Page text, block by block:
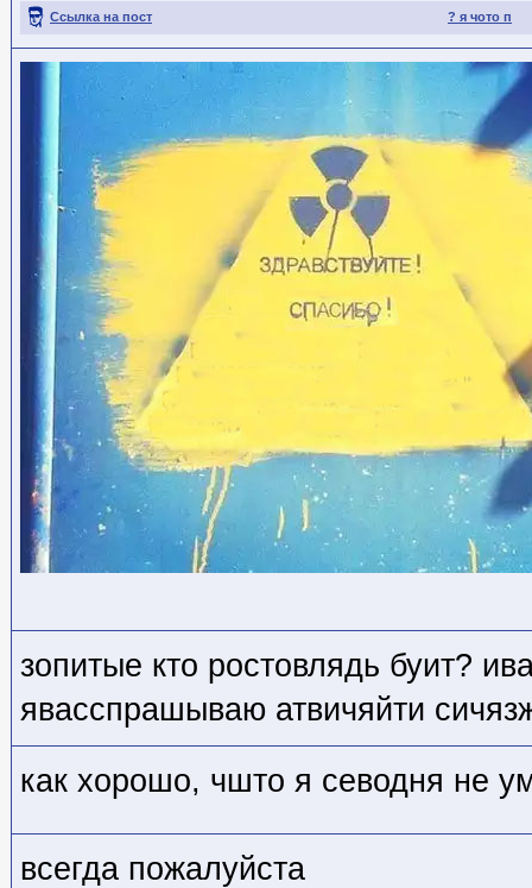
? я чото п
Ссылка на пост
зопитые кто ростовлядь буит?
явасспрашываю атвичяйти
как хорошо, чшто я севодня не
всегда пожалуйста